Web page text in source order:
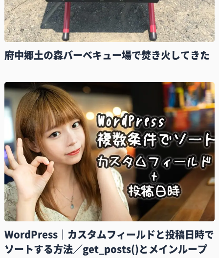
府中郷土の森バーベキュー場で焚き火してきた
WordPress｜カスタムフィールドと投稿日時で
ソートする方法／get_posts()とメインループ